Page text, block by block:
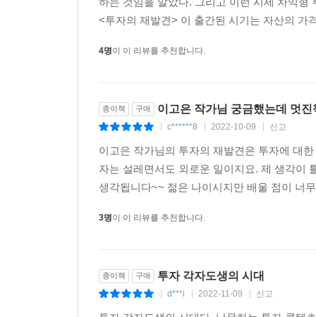
<투자의 재발견> 이 출간된 시기는 자산의 가
4명이 이 리뷰를 추천합니다.
종이책 구매 이고은 작가님 궁금했는데 멋
c******8 2022-10-09 신고
이고은 작가님의 투자의 재발견은 투자에 대
자는 설레면서도 외로운 일이지요. 제 생각이
생각됩니다~~ 젊은 나이시지만 배울 점이 너
3명이 이 리뷰를 추천합니다.
종이책 구매 투자 각자도생의 시대
d***i 2022-11-09 신고